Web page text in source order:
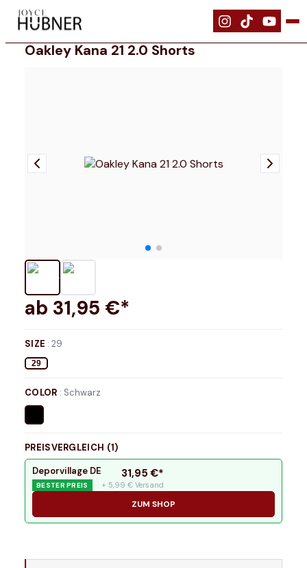
| Bekleidung
Oakley Kana 21 2.0 Shorts
ab 31,95 €*
SIZE :29
29
COLOR : Schwarz
PREISVERGLEICH (1)
Deporvillage DE
BESTER PREIS
31,95 €*
+ 5,99 € Versand
ZUM SHOP